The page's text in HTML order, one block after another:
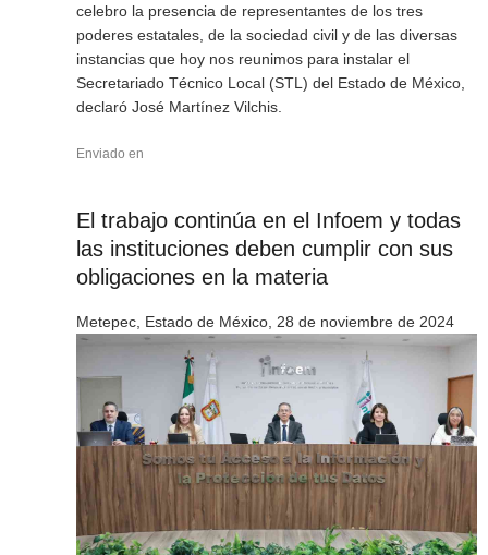
celebro la presencia de representantes de los tres
poderes estatales, de la sociedad civil y de las diversas
instancias que hoy nos reunimos para instalar el
Secretariado Técnico Local (STL) del Estado de México,
declaró José Martínez Vilchis.
Enviado en
El trabajo continúa en el Infoem y todas
las instituciones deben cumplir con sus
obligaciones en la materia
Metepec, Estado de México, 28 de noviembre de 2024